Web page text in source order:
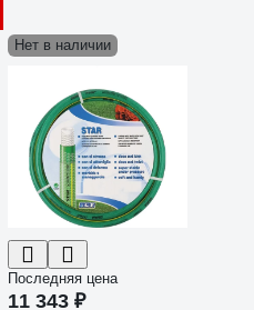
Нет в наличии
Последняя цена
11 343 ₽